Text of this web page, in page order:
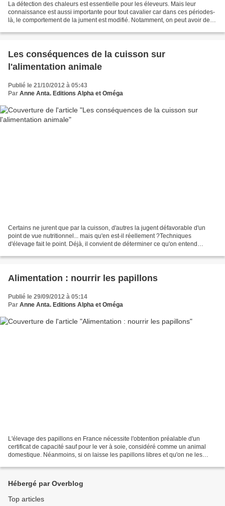
La détection des chaleurs est essentielle pour les éleveurs. Mais leur
connaissance est aussi importante pour tout cavalier car dans ces périodes-
là, le comportement de la jument est modifié. Notamment, on peut avoir des
Les conséquences de la cuisson sur
l'alimentation animale
Publié le 21/10/2012 à 05:43
Par Anne Anta. Editions Alpha et Oméga
Certains ne jurent que par la cuisson, d'autres la jugent défavorable d'un
point de vue nutritionnel... mais qu'en est-il réellement ?Techniques
d'élevage fait le point. Déjà, il convient de déterminer ce qu'on entend
Alimentation : nourrir les papillons
Publié le 29/09/2012 à 05:14
Par Anne Anta. Editions Alpha et Oméga
L'élevage des papillons en France nécessite l'obtention préalable d'un
certificat de capacité sauf pour le ver à soie, considéré comme un animal
domestique. Néanmoins, si on laisse les papillons libres et qu'on ne les
Hébergé par Overblog
Top articles